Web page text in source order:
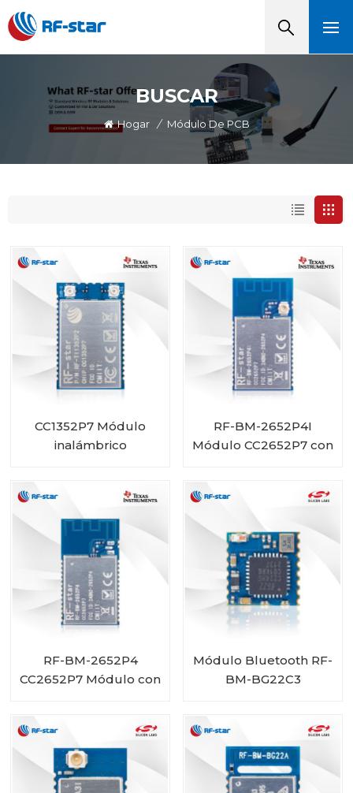
BUSCAR
Hogar / Módulo De PCB
CC1352P7 Módulo
inalámbrico
RF-BM-2652P4I
Módulo CC2652P7 con
RF-BM-2652P4
CC2652P7 Módulo con
Módulo Bluetooth RF-
BM-BG22C3